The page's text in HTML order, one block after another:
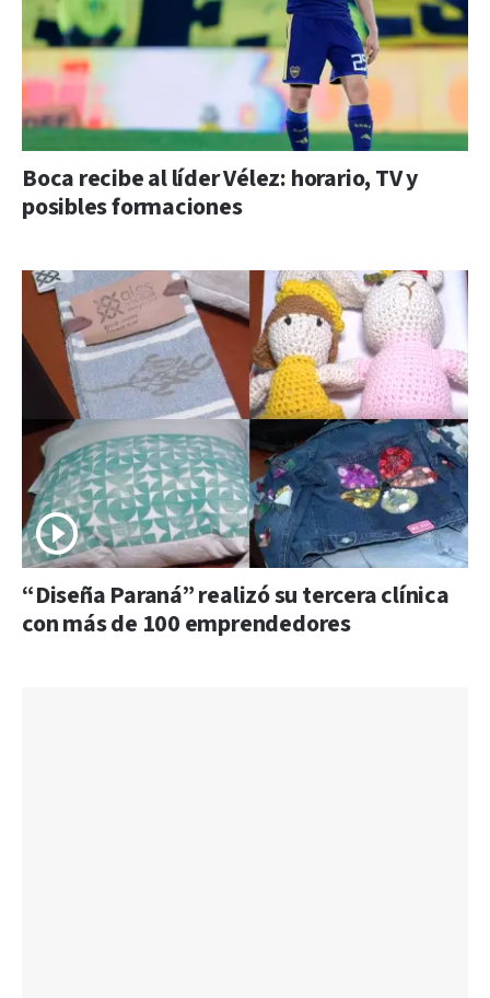
Boca recibe al líder Vélez: horario, TV y
posibles formaciones
“Diseña Paraná” realizó su tercera clínica
con más de 100 emprendedores